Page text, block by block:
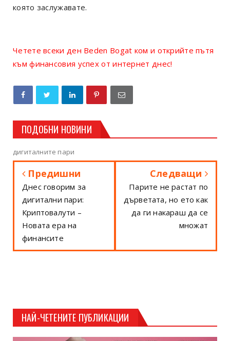
която заслужавате.
Четете всеки ден Beden Bogat ком и открийте пътя
към финансовия успех от интернет днес!
ПОДОБНИ НОВИНИ
дигиталните пари
Предишни
Днес говорим за
дигитални пари:
Криптовалути –
Новата ера на
финансите
Следващи
Парите не растат по
дърветата, но ето как
да ги накараш да се
множат
НАЙ-ЧЕТЕНИТЕ ПУБЛИКАЦИИ